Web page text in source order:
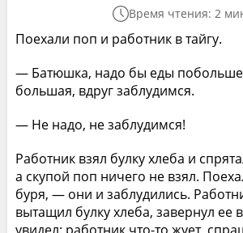
Время чтения: 2
Поехали поп и работник в тайгу.
— Батюшка, надо бы еды побольше
большая, вдруг заблудимся.
— Не надо, не заблудимся!
Работник взял булку хлеба и
а скупой поп ничего не взял.
буря, — они и заблудились.
вытащил булку хлеба, завернул ее